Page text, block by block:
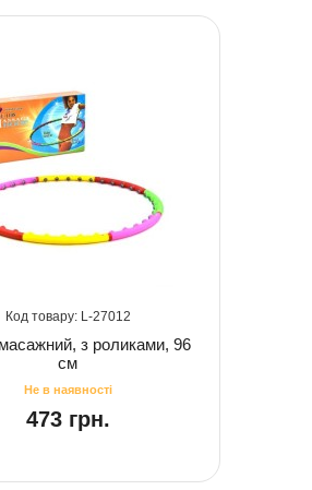
27012
з роликами, 96
см
473 грн.